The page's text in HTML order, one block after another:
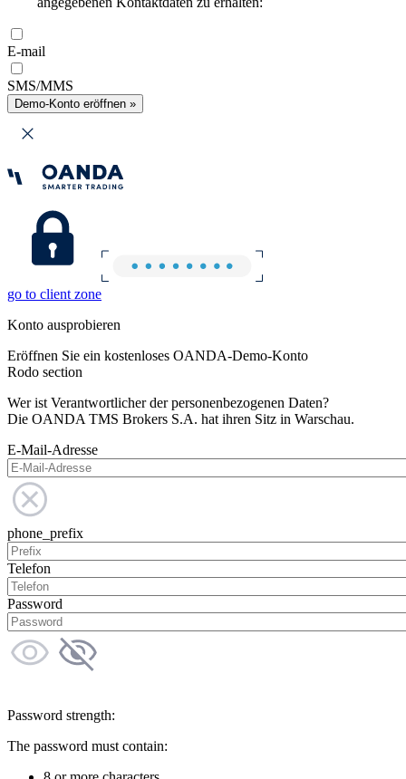
E-mail
SMS/MMS
Demo-Konto eröffnen »
go to client zone
Konto ausprobieren
Eröffnen Sie ein kostenloses OANDA-Demo-Konto
Rodo section
Wer ist Verantwortlicher der personenbezogenen Daten?
Die OANDA TMS Brokers S.A. hat ihren Sitz in Warschau.
E-Mail-Adresse
phone_prefix
Telefon
Password
Password strength:
The password must contain: